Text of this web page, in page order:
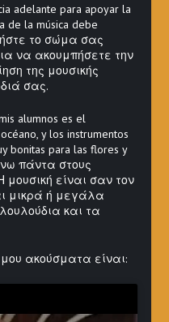
adelante para apoyar la
de la música debe
το σώμα σας
να ακουμπήσετε την
της μουσικής
σας.
alumnos es el
y los instrumentos
bonitas para las flores y
πάντα στους
είναι σαν τον
μικρά ή μεγάλα
και τα
ακούσματα είναι: